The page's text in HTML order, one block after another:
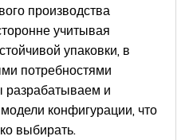
производства
учитывая
упаковки, в
потребностями
разрабатываем и
конфигурации, что
выбирать.